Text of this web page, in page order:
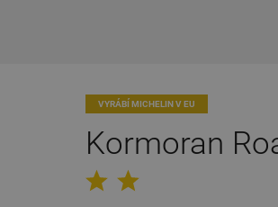
VYRÁBÍ MICHELIN V EU
Kormoran